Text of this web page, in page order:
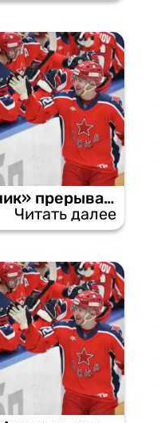
«Нефтехимик» прерывает победное шествие ЦСКА.
Читать далее